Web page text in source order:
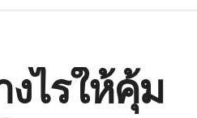
งไรให้คุ้ม